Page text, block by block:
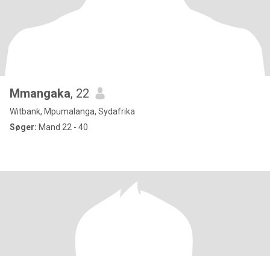
Mmangaka, 22
Witbank, Mpumalanga, Sydafrika
Søger: Mand 22 - 40